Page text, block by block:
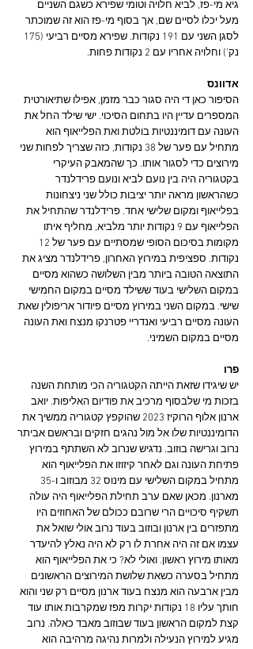
גיא מי-פז, לביא חלויה וטומי שפירא כשגם השניים
מעל יכלו לסיים שם, אך בסוף מי-פז הוא זה שמוכתר
נק') וחלויה אחריו עם 2 נקודות פחות.
אדוונס
הסיפור כאן די היה סגור כבר מזמן, אפילו שתיאורטית
המספרים עדיין היו בתחום הסיכוי. ישי שילד החל את
העונה עם דומיננטיות בולטת ואת הפלייאוף הוא
מתחיל עם פער של 38 נקודות, כזה שצריך לפחות שני
מירוצים כדי לסגור אותו. כך שהמאבק העיקרי
בקטגוריה היה בין נועם לביא ונועם פרידלנדר
כשהראשון מראה יותר יציבות כולל שני ניצחונות
בפלייאוף ומקום שלישי אחד. פרידלנדר שהתחיל את
הפלייאוף עם 9 נקודות יותר מלביא, מחליף איתו
נקודות. ספציפית במירוץ האחרון, פרידלנדר מציג את
התוצאה הטובה ביותר מבין השלושה כשהוא מסיים
במקום השלישי בעוד ששילד מסיים במקום החמישי
שישי. במקום השני במירוץ מסיים פיודור אריפולין שאת
העונה מסיים רביעי ואנדריי פטרנקו מנצח ואת העונה
מסיים במקום השמיני.
פרו
יש שיגידו שזאת הייתה הקטגוריה הכי מותחת השנה
בזכות מי שלבסוף מרכיב את פודיום האליפות. יואב
ארנון אלוף הרוקיז 2023 שהוקפץ קטגוריה ממשיך את
הדומיננטיות שלו אל מול נהגים חזקים ובראשם אביתר
נרוב וגרישה בוזוב. נדגיש שנרוב לא השתתף במירוץ
פתיחת העונה וגם לאחר קיזוזו את הפלייאוף הוא
מארנון. מכאן שאם ערב תחילת הפלייאוף היה עולה
תשקיף סיכויים הרי שרובם ככולם של האחוזים היו
מתפזרים בין ארנון ובוזוב בעוד נרוב אולי שואל את
עצמו אם זה היה אחרת לו רק לא היה נאלץ להיעדר
מאותו מירוץ ראשון. ואולי לא? כי את הפלייאוף הוא
מתחיל בסערה כשאת שלושת המירוצים הראשונים
מבין ארבעה הוא מנצח בעוד ארנון מסיים רק שני והוא
חותך עליו 18 נקודות יקרות מפז שמקרבות אותו עוד
קצת למקום הראשון בעוד שבוזוב מאבד כאלה. נרוב
מגיע למירוץ הנעילה ולמרות נהיגה מרהיבה הוא